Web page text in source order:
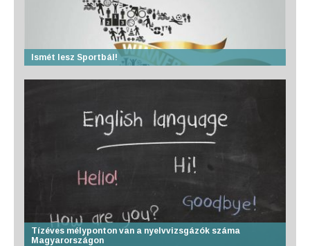
Ismét lesz Sportbál!
Tízéves mélyponton van a nyelvvizsgázók száma
Magyarországon